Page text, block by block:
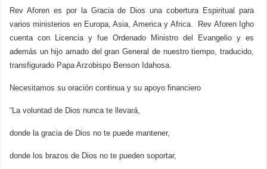
Rev Aforen es por la Gracia de Dios una cobertura Espiritual para
varios ministerios en Europa, Asia, America y Africa. Rev Aforen Igho
cuenta con Licencia y fue Ordenado Ministro del Evangelio y es
además un hijo amado del gran General de nuestro tiempo, traducido,
transfigurado Papa Arzobispo Benson Idahosa.
Necesitamos su oración continua y su apoyo financiero
“La voluntad de Dios nunca te llevará,
donde la gracia de Dios no te puede mantener,
donde los brazos de Dios no te pueden soportar,